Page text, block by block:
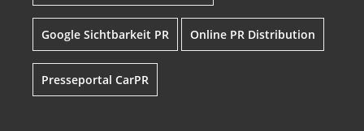
Google Sichtbarkeit PR Online PR Distribution
Presseportal CarPR